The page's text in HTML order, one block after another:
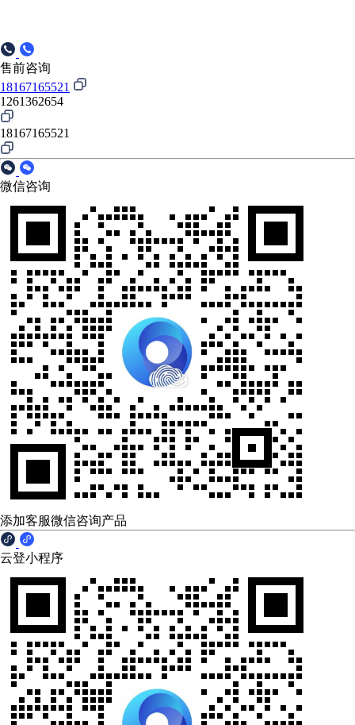
售前咨询
18167165521
1261362654
18167165521
微信咨询
添加客服微信咨询产品
云登小程序